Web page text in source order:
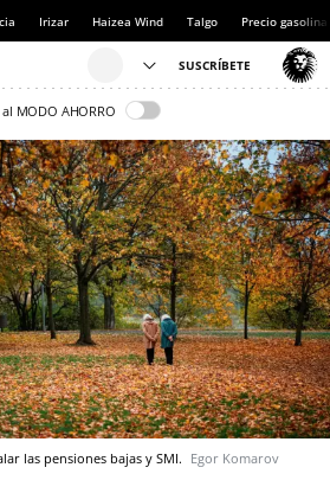
Irizar Haizea Wind Talgo Precio gasolina
al MODO AHORRO
las pensiones bajas y SMI. Egor Komarov